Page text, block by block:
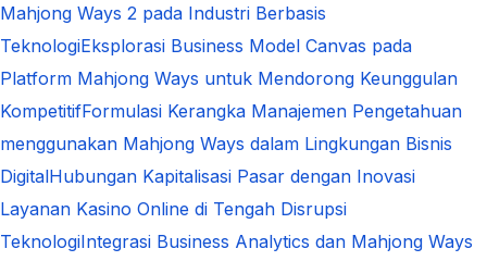
Mahjong Ways 2 pada Industri Berbasis
TeknologiEksplorasi Business Model Canvas pada
Platform Mahjong Ways untuk Mendorong Keunggulan
KompetitifFormulasi Kerangka Manajemen Pengetahuan
menggunakan Mahjong Ways dalam Lingkungan Bisnis
DigitalHubungan Kapitalisasi Pasar dengan Inovasi
Layanan Kasino Online di Tengah Disrupsi
TeknologiIntegrasi Business Analytics dan Mahjong Ways